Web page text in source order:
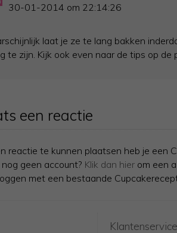
30-01-2014 om 22:14:26
laat je ze te lang bakken
te zijn. Kijk ook even naar de tips op de
een reactie
reactie te kunnen plaatsen heb je een
nog geen account? Klik dan hier om een
met een bestaande
Klantenservice